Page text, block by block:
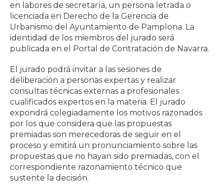
en labores de secretaría, un persona letrada o
licenciada en Derecho de la Gerencia de
Urbanismo del Ayuntamiento de Pamplona. La
identidad de los miembros del jurado será
publicada en el Portal de Contratación de Navarra.
El jurado podrá invitar a las sesiones de
deliberación a personas expertas y realizar
consultas técnicas externas a profesionales
cualificados expertos en la materia. El jurado
expondrá colegiadamente los motivos razonados
por los que considera que las propuestas
premiadas son merecedoras de seguir en el
proceso y emitirá un pronunciamiento sobre las
propuestas que no hayan sido premiadas, con el
correspondiente razonamiento técnico que
sustente la decisión.